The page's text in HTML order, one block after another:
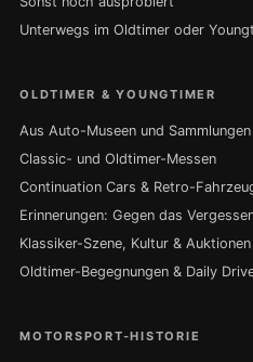
Unterwegs im Oldtimer oder
OLDTIMER & YOUNGTIMER
Aus Auto-Museen und Sammlungen
Classic- und Oldtimer-Messen
Continuation Cars & Retro-
Erinnerungen: Gegen das
Klassiker-Szene, Kultur & Auktionen
Oldtimer-Begegnungen & Daily
MOTORSPORT-HISTORIE